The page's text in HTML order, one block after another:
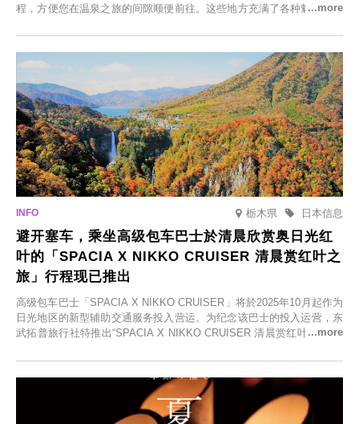
程，方便您在温泉之旅的间隙顺便前往。这些地方充满了各种魅力，包
食材的餐厅。让您体验黑川温泉的全新乐趣。
栃木県 日本信息
避开塞车，乘坐高级包车巴士於清晨欣赏奥日光红
叶的「SPACIA X NIKKO CRUISER 清晨赏红叶之
旅」行程现已推出
高级包车巴士「SPACIA X NIKKO CRUISER」将於2025年10月起作为
日光地区的新型辅助交通服务投入营运。为纪念该巴士的投入运营，东
武拓普旅行社特推出“SPACIA X NIKKO CRUISER 清晨赏红叶之旅”，